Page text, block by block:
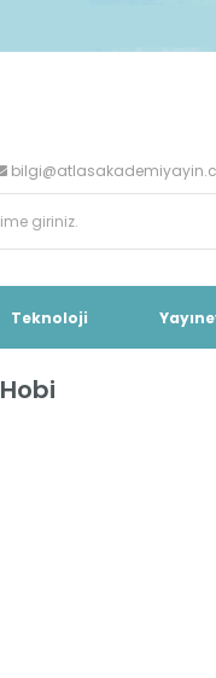
Teknoloji
Hobi